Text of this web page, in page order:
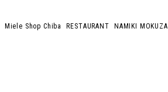
Miele Shop Chiba RESTAURANT NAMIKI MOKUZAI